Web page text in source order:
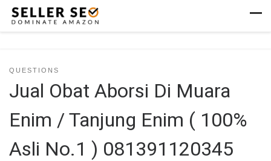
Skip to content
QUESTIONS
Jual Obat Aborsi Di Muara
Enim / Tanjung Enim ( 100%
Asli No.1 ) 081391120345